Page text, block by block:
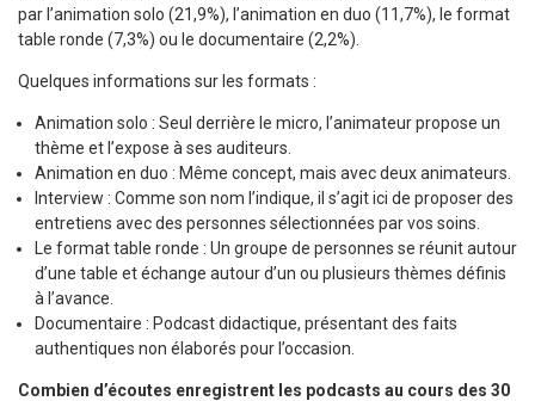
par l’animation solo (21,9%), l’animation en duo (11,7%), le format
table ronde (7,3%) ou le documentaire (2,2%).
Quelques informations sur les formats :
Animation solo : Seul derrière le micro, l’animateur propose un
thème et l’expose à ses auditeurs.
Animation en duo : Même concept, mais avec deux animateurs.
Interview : Comme son nom l’indique, il s’agit ici de proposer des
entretiens avec des personnes sélectionnées par vos soins.
Le format table ronde : Un groupe de personnes se réunit autour
d’une table et échange autour d’un ou plusieurs thèmes définis
à l’avance.
Documentaire : Podcast didactique, présentant des faits
authentiques non élaborés pour l’occasion.
Combien d’écoutes enregistrent les podcasts au cours des 30